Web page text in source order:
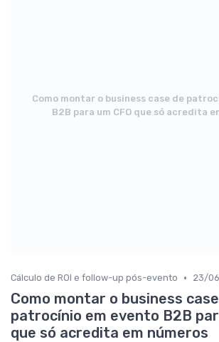
Como montar o business case de
B2B para um CFO que só acredita
Cálculo de ROI e follow-up pós-evento • 23/
Como montar o business
patrocínio em evento B2B
que só acredita em números